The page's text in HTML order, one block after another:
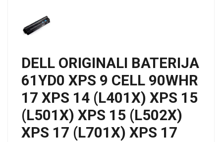
DELL ORIGINALI BATERIJA
61YD0 XPS 9 CELL 90WHR
17 XPS 14 (L401X) XPS 15
(L501X) XPS 15 (L502X)
XPS 17 (L701X) XPS 17